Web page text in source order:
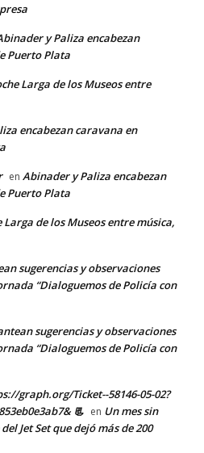
y Paliza encabezan
Puerto Plata
Larga de los Museos entre
encabezan caravana en
en Abinader y Paliza encabezan
Puerto Plata
Larga de los Museos entre música,
sugerencias y observaciones
“Dialoguemos de Policía con
sugerencias y observaciones
“Dialoguemos de Policía con
graph.org/Ticket--58146-05-02?
📃 en Un mes sin
Jet Set que dejó más de 200